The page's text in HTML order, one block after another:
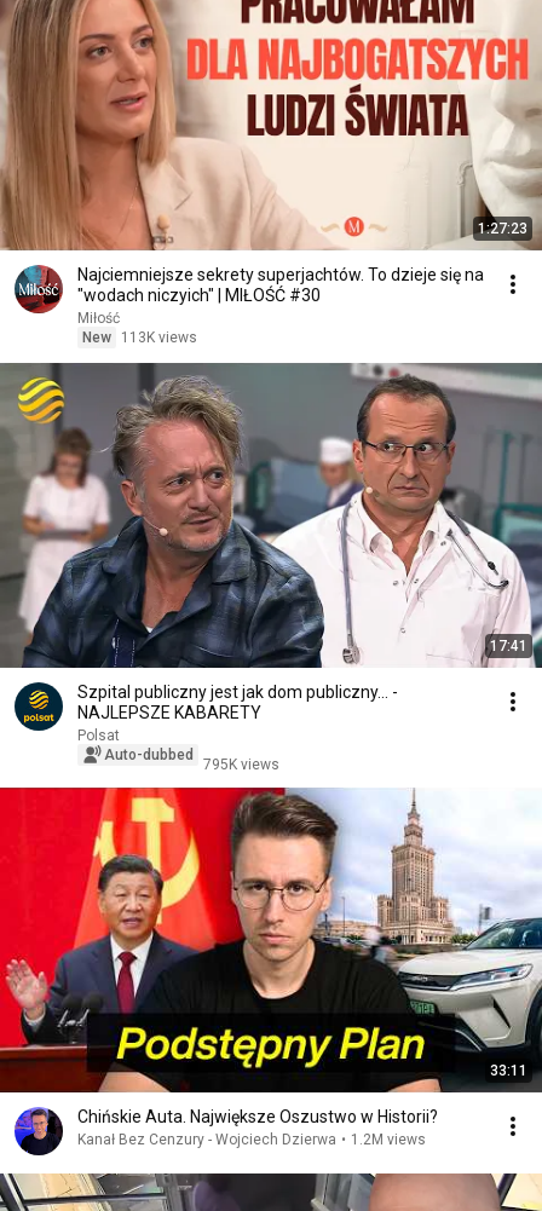
1:27:23
Najciemniejsze sekrety superjachtów. To dzieje się na
"wodach niczyich" | MIŁOŚĆ #30
Miłość
New
113K views
17:41
Szpital publiczny jest jak dom publiczny... -
NAJLEPSZE KABARETY
Polsat
Auto-dubbed
795K views
33:11
Chińskie Auta. Największe Oszustwo w Historii?
Kanał Bez Cenzury - Wojciech Dzierwa • 1.2M views